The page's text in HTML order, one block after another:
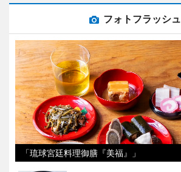
フォトフラッシュ
「琉球宮廷料理御膳『美福』」